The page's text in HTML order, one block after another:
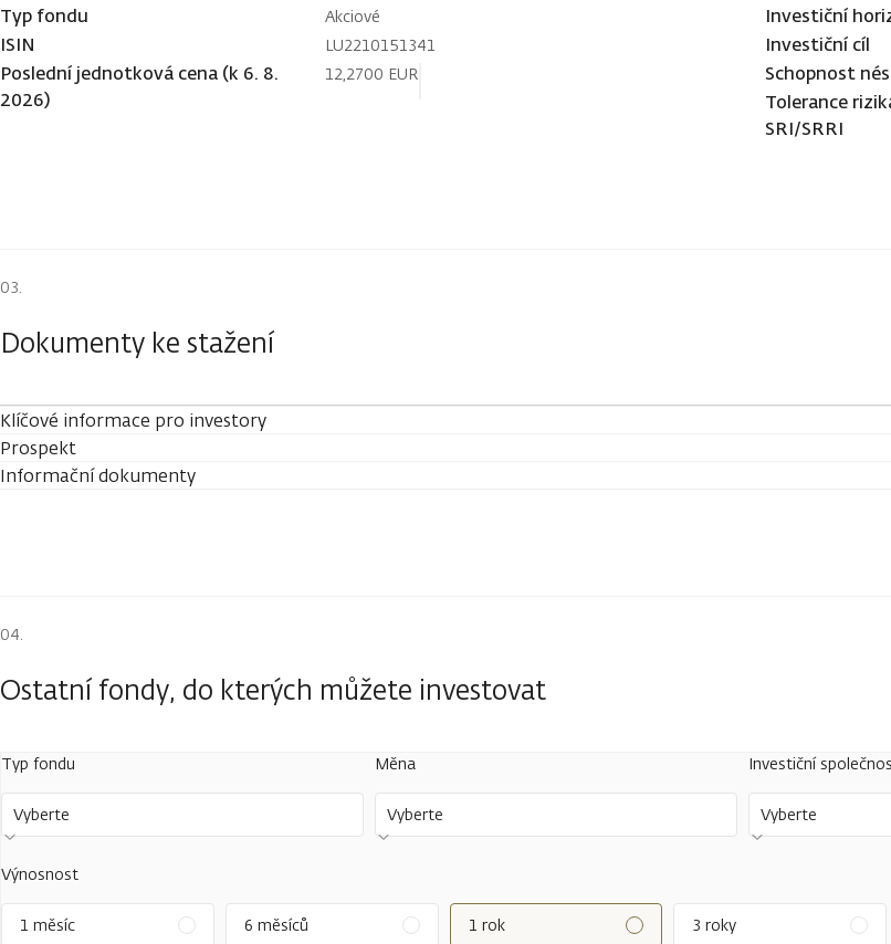
Typ fondu Akciové
ISIN LU2210151341
Poslední jednotková cena (k 6. 8.
2026)
12,2700 EUR
Investiční
Investiční cíl
Schopnost
Tolerance
SRI/SRRI
Dokumenty ke stažení
Klíčové informace pro investory
Prospekt
Informační dokumenty
Ostatní fondy, do kterých můžete investovat
Typ fondu
Vyberte
Měna
Vyberte
Investiční
Vyberte
Výnosnost
1 měsíc 6 měsíců 1 rok 3 roky